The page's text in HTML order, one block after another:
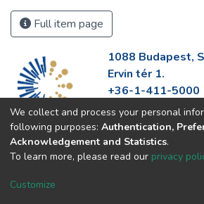
Full item page
1088 Budapest,
Ervin tér 1.
+36-1-411-5000
info@fszek.hu
https://fszek.hu
We collect and process your personal
following purposes: Authentication,
Acknowledgement and Statistics.
To learn more, please read our privacy
Customize